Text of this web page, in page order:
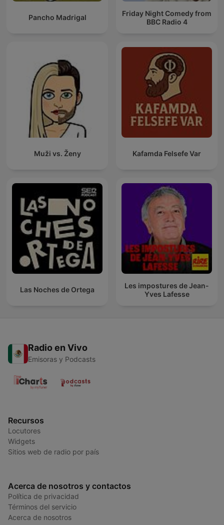
Pancho Madrigal
Friday Night Comedy from
BBC Radio 4
Muži vs. Ženy Kafamda Felsefe Var
Las Noches de Ortega
Les impostures de Jean-
Yves Lafesse
Radio en Vivo
Emisoras y Podcasts
Recursos
Locutores
Widgets
Sitios web de radio por país
Acerca de nosotros y contactos
Política de privacidad
Términos del servicio
Acerca de nosotros